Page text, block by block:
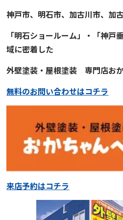
神戸市、明石市、加古川市、 加
「明石ショールーム」・「神戸
域に密着した
外壁塗装・屋根塗装専門店お
無料のお問い合わせはコチラ
来店予約はコチラ